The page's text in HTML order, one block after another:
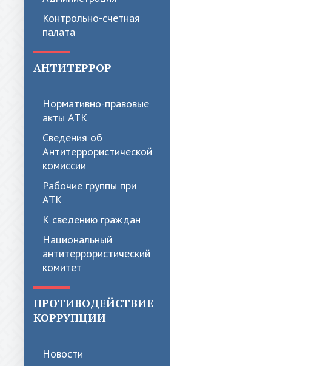
Контрольно-счетная
палата
АНТИТЕРРОР
Нормативно-правовые
акты АТК
Сведения об
Антитеррористической
комиссии
Рабочие группы при
АТК
К сведению граждан
Национальный
антитеррористический
комитет
ПРОТИВОДЕЙСТВИЕ
КОРРУПЦИИ
Новости